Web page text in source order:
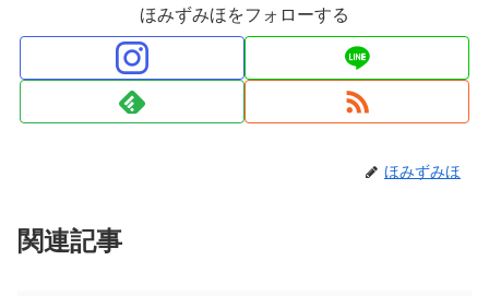
ほみずみほをフォローする
ほみずみほ
関連記事